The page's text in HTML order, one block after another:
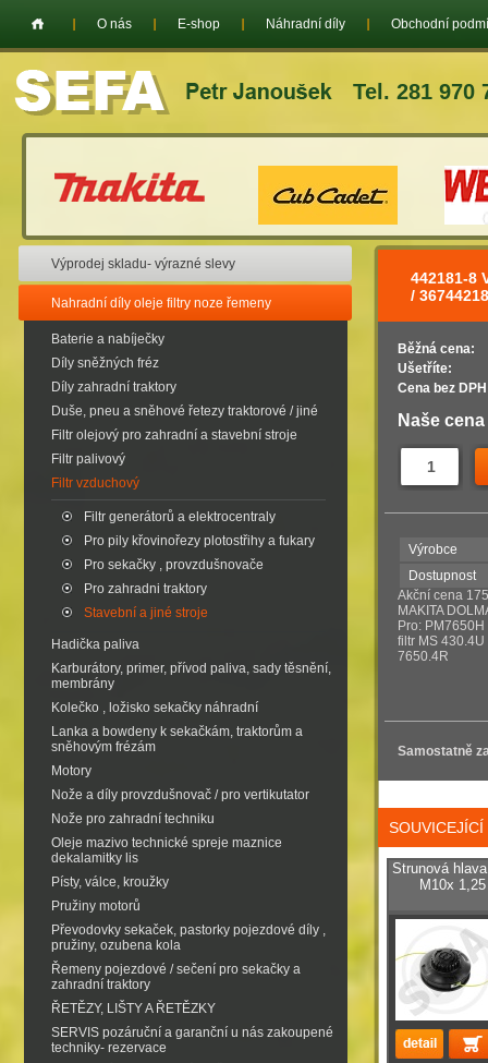
Tel. 281 970
O nás E-shop Náhradní díly Obchodní
Výprodej skladu- výrazné slevy
Nahradní díly oleje filtry noze řemeny
Baterie a nabíječky
Díly sněžných fréz
Díly zahradní traktory
Duše, pneu a sněhové řetezy traktorové / jiné
Filtr olejový pro zahradní a stavební stroje
Filtr palivový
Filtr vzduchový
Filtr generátorů a elektrocentraly
Pro pily křovinořezy plotostřihy a fukary
Pro sekačky , provzdušnovače
Pro zahradni traktory
Stavební a jiné stroje
Hadička paliva
Karburátory, primer, přívod paliva, sady těsnění,
membrány
Kolečko , ložisko sekačky náhradní
Lanka a bowdeny k sekačkám, traktorům a
sněhovým frézám
Motory
Nože a díly provzdušnovač / pro vertikutator
Nože pro zahradní techniku
Oleje mazivo technické spreje maznice
dekalamitky lis
Písty, válce, kroužky
Pružiny motorů
Převodovky sekaček, pastorky pojezdové díly ,
pružiny, ozubena kola
Řemeny pojezdové / sečení pro sekačky a
zahradní traktory
ŘETĚZY, LIŠTY A ŘETĚZKY
SERVIS pozáruční a garanční u nás zakoupené
techniky- rezervace
442181-8
/
Běžná cena:
Ušetříte:
Cena bez
Naše
Výrobce
Dostupnost
Akční cena
MAKITA
Pro:
filtr MS
7650.4R
Samostatně
Strunová
M10x